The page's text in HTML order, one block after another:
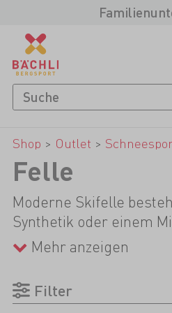
Shop > Outlet >
Felle
Moderne Skifelle
Synthetik oder einem
Mohair zeichnet sich
extrem guten
während Kunstfasern
machen. Bei der Wahl
Mehr anzeigen
Filter